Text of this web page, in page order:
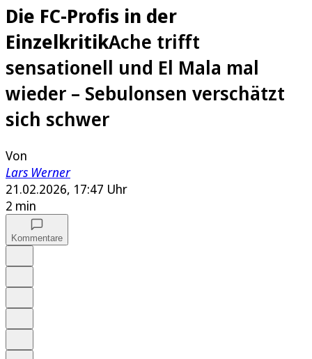
Die FC-Profis in der
EinzelkritikAche trifft
sensationell und El Mala mal
wieder – Sebulonsen verschätzt
sich schwer
Von
Lars Werner
21.02.2026, 17:47 Uhr
2 min
Kommentare